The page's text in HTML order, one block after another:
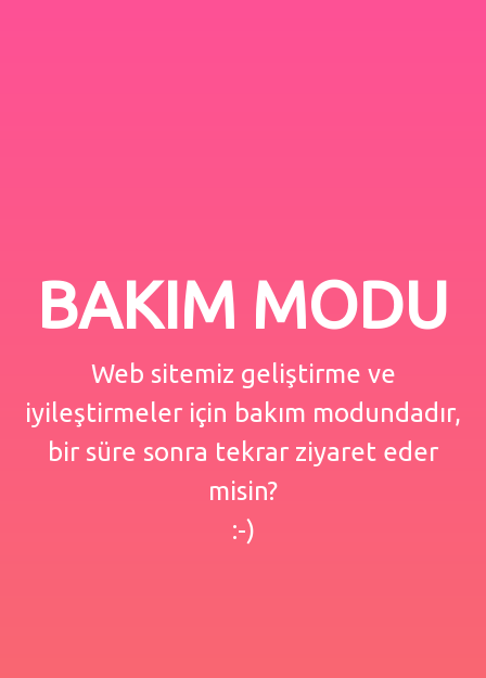
BAKIM MODU
Web sitemiz geliştirme ve
iyileştirmeler için bakım modundadır,
bir süre sonra tekrar ziyaret eder
misin?
:-)